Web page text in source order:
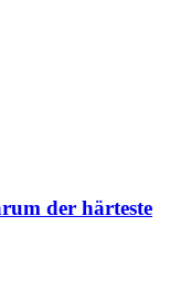
der härteste